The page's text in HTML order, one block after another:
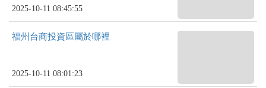
2025-10-11 08:45:55
福州台商投資區屬於哪裡
2025-10-11 08:01:23